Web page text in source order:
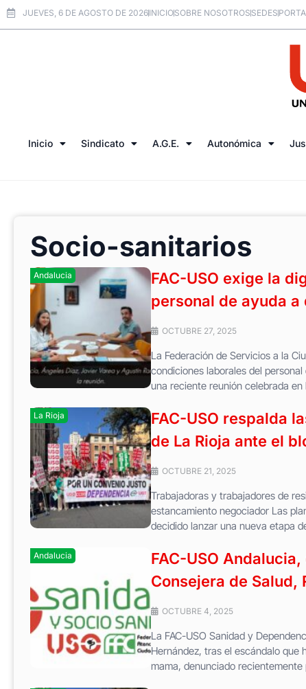
JUEVES, 6 DE AGOSTO DE 2026INICIOSOBRE NOSOTROSSEDES
Inicio Sindicato A.G.E. Autonómica
Socio-sanitarios
Andalucia
FAC-USO exige la
personal de ayuda
OCTUBRE 27, 2025
La Federación de Servicios a la
condiciones laborales del
una reciente reunión celebrada en
La Rioja
FAC-USO respalda
de La Rioja ante el
OCTUBRE 21, 2025
Trabajadoras y trabajadores de
estancamiento negociador Las
decidido lanzar una nueva etapa
Andalucia
FAC-USO
Consejera de Salud,
OCTUBRE 4, 2025
La FAC-USO Sanidad y
Hernández, tras el escándalo que
mama, denunciado recientemente